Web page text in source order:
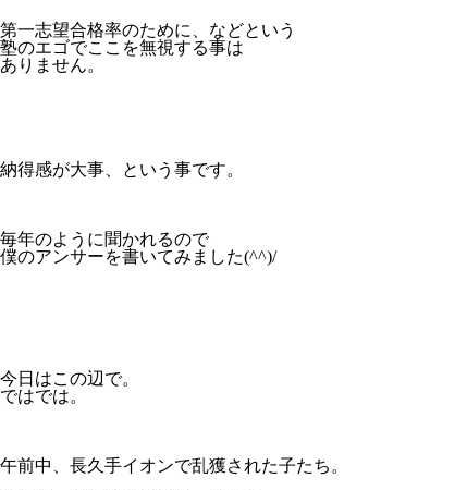
第一志望合格率のために、などという
塾のエゴでここを無視する事は
ありません。
納得感が大事、という事です。
毎年のように聞かれるので
僕のアンサーを書いてみました(^^)/
今日はこの辺で。
ではでは。
午前中、長久手イオンで乱獲された子たち。